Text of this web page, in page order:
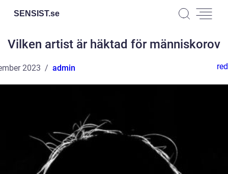
SENSIST.se
Vilken artist är häktad för människorov
2023 admin